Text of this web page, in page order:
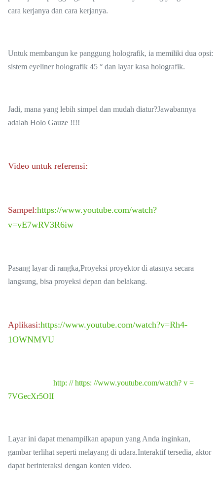
Sertifikat
Kaca B2 tahan api
cara kerjanya dan cara kerjanya.
Untuk membangun ke panggung holografik, ia memiliki dua opsi:
sistem eyeliner holografik 45 ° dan layar kasa holografik.
Jadi, mana yang lebih simpel dan mudah diatur?Jawabannya
adalah Holo Gauze !!!!
Video untuk referensi:
Sampel:https://www.youtube.com/watch?
v=vE7wRV3R6iw
Pasang layar di rangka,Proyeksi proyektor di atasnya secara
langsung, bisa proyeksi depan dan belakang.
Aplikasi:https://www.youtube.com/watch?v=Rh4-
1OWNMVU
http: // https: //www.youtube.com/watch? v =
7VGecXr5OII
Layar ini dapat menampilkan apapun yang Anda inginkan,
gambar terlihat seperti melayang di udara.Interaktif tersedia, aktor
dapat berinteraksi dengan konten video.